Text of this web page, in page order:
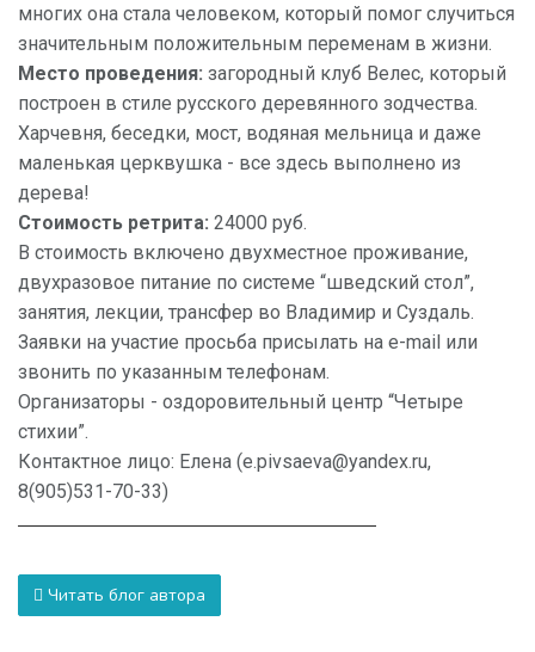
многих она стала человеком, который помог случиться
значительным положительным переменам в жизни.
Место проведения: загородный клуб Велес, который
построен в стиле русского деревянного зодчества.
Харчевня, беседки, мост, водяная мельница и даже
маленькая церквушка - все здесь выполнено из
дерева!
Стоимость ретрита: 24000 руб.
В стоимость включено двухместное проживание,
двухразовое питание по системе “шведский стол”,
занятия, лекции, трансфер во Владимир и Суздаль.
Заявки на участие просьба присылать на e-mail или
звонить по указанным телефонам.
Организаторы - оздоровительный центр “Четыре
стихии”.
Контактное лицо: Елена (e.pivsaeva@yandex.ru,
8(905)531-70-33)
Читать блог автора